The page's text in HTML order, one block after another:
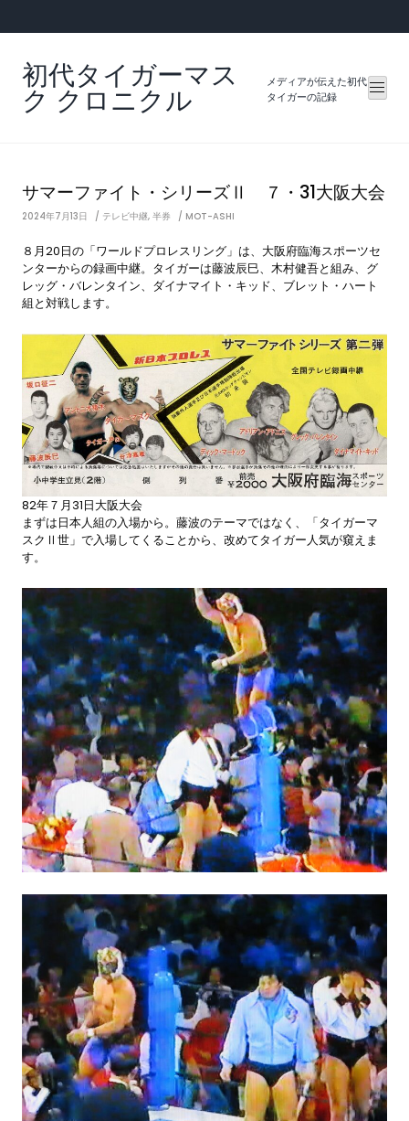
初代タイガーマス
ク クロニクル
メディアが伝えた初代
タイガーの記録
サマーファイト・シリーズⅡ ７・31大阪大会
2024年7月13日 テレビ中継, 半券 MOT-ASHI
８月20日の「ワールドプロレスリング」は、大阪府臨海スポーツセ
ンターからの録画中継。タイガーは藤波辰巳、木村健吾と組み、グ
レッグ・バレンタイン、ダイナマイト・キッド、ブレット・ハート
組と対戦します。
82年７月31日大阪大会
まずは日本人組の入場から。藤波のテーマではなく、「タイガーマ
スクⅡ世」で入場してくることから、改めてタイガー人気が窺えま
す。